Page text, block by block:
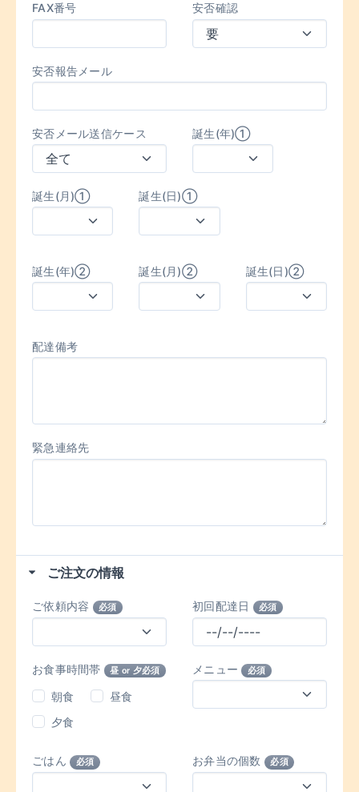
FAX番号 安否確認
安否報告メール
安否メール送信ケース 誕生(年)①
誕生(月)① 誕生(日)①
誕生(年)② 誕生(月)② 誕生(日)②
配達備考
緊急連絡先
ご注文の情報
ご依頼内容 必須 初回配達日 必須
お食事時間帯 昼 or 夕必須
朝食
昼食
夕食
メニュー 必須
ごはん 必須 お弁当の個数 必須